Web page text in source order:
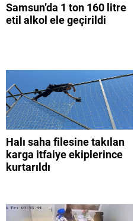
Samsun’da 1 ton 160 litre
etil alkol ele geçirildi
Halı saha filesine takılan
karga itfaiye ekiplerince
kurtarıldı